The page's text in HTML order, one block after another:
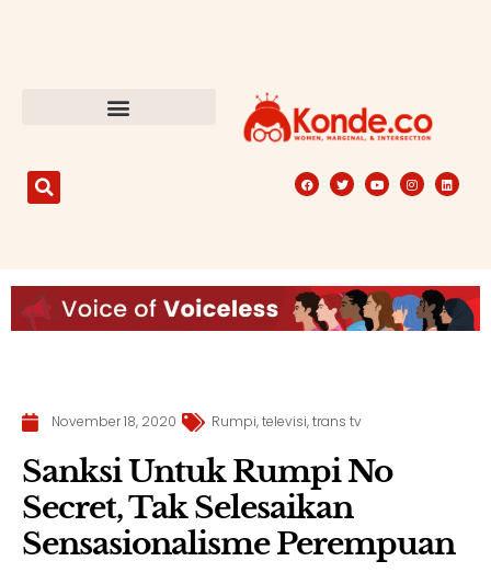
November 18, 2020 Rumpi,televisi,trans tv
Sanksi Untuk Rumpi No
Secret, Tak Selesaikan
Sensasionalisme Perempuan